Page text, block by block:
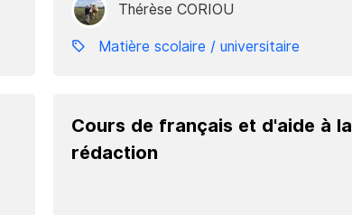
Thérèse CORIOU
Matière scolaire / universitaire
Cours de français et d'aide à la
rédaction